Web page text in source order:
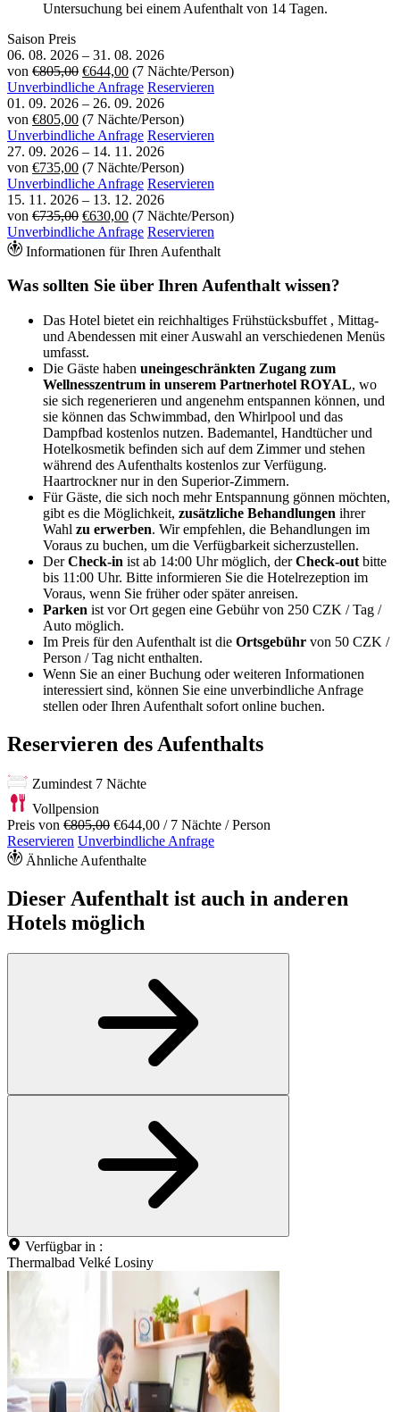
Untersuchung bei einem Aufenthalt von 14 Tagen.
Saison Preis
06. 08. 2026 – 31. 08. 2026
von €805,00 €644,00 (7 Nächte/Person)
Unverbindliche Anfrage Reservieren
01. 09. 2026 – 26. 09. 2026
von €805,00 (7 Nächte/Person)
Unverbindliche Anfrage Reservieren
27. 09. 2026 – 14. 11. 2026
von €735,00 (7 Nächte/Person)
Unverbindliche Anfrage Reservieren
15. 11. 2026 – 13. 12. 2026
von €735,00 €630,00 (7 Nächte/Person)
Unverbindliche Anfrage Reservieren
Informationen für Ihren Aufenthalt
Was sollten Sie über Ihren Aufenthalt wissen?
Das Hotel bietet ein reichhaltiges Frühstücksbuffet , Mittag-
und Abendessen mit einer Auswahl an verschiedenen Menüs
umfasst.
Die Gäste haben uneingeschränkten Zugang zum
Wellnesszentrum in unserem Partnerhotel ROYAL, wo
sie sich regenerieren und angenehm entspannen können, und
sie können das Schwimmbad, den Whirlpool und das
Dampfbad kostenlos nutzen. Bademantel, Handtücher und
Hotelkosmetik befinden sich auf dem Zimmer und stehen
während des Aufenthalts kostenlos zur Verfügung.
Haartrockner nur in den Superior-Zimmern.
Für Gäste, die sich noch mehr Entspannung gönnen möchten,
gibt es die Möglichkeit, zusätzliche Behandlungen ihrer
Wahl zu erwerben. Wir empfehlen, die Behandlungen im
Voraus zu buchen, um die Verfügbarkeit sicherzustellen.
DerCheck-in ist ab 14:00 Uhr möglich, derCheck-out bitte
bis 11:00 Uhr. Bitte informieren Sie die Hotelrezeption im
Voraus, wenn Sie früher oder später anreisen.
Parken ist vor Ort gegen eine Gebühr von 250 CZK / Tag /
Auto möglich.
Im Preis für den Aufenthalt ist die Ortsgebühr von 50 CZK /
Person / Tag nicht enthalten.
Wenn Sie an einer Buchung oder weiteren Informationen
interessiert sind, können Sie eine unverbindliche Anfrage
stellen oder Ihren Aufenthalt sofort online buchen.
Reservieren des Aufenthalts
Zumindest 7 Nächte
Vollpension
Preis von €805,00 €644,00 / 7 Nächte / Person
Reservieren Unverbindliche Anfrage
Ähnliche Aufenthalte
Dieser Aufenthalt ist auch in anderen
Hotels möglich
Verfügbar in :
Thermalbad Velké Losiny